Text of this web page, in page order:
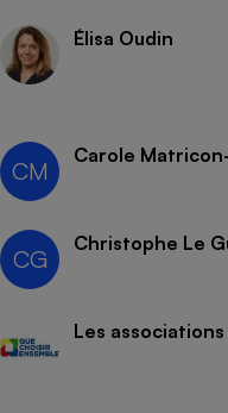
Élisa Oudin
CM
Carole
CG
Christophe Le
Les